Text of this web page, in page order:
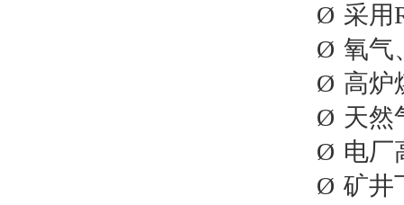
Ø 采用
Ø 氧气
Ø 高炉
Ø 天然
Ø 电厂
Ø 矿井